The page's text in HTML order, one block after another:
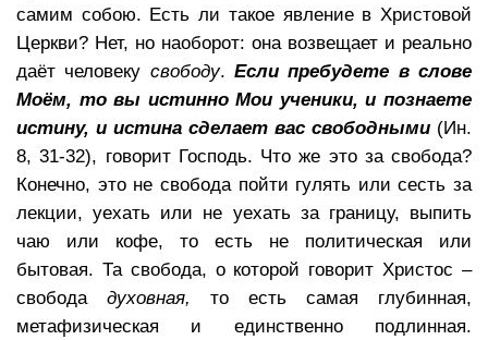
самим собою. Есть ли такое явление в Христовой
Церкви? Нет, но наоборот: она возвещает и реально
даёт человеку свободу.Если пребудете в слове
Моём, то вы истинно Мои ученики, и познаете
истину, и истина сделает вас свободными (Ин.
8, 31-32), говорит Господь. Что же это за свобода?
Конечно, это не свобода пойти гулять или сесть за
лекции, уехать или не уехать за границу, выпить
чаю или кофе, то есть не политическая или
бытовая. Та свобода, о которой говорит Христос –
свобода духовная,
то есть самая глубинная,
метафизическая и единственно подлинная.